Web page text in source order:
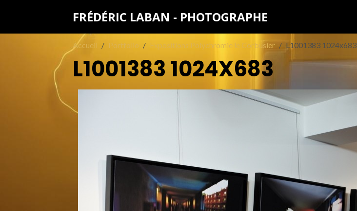
FRÉDÉRIC LABAN - PHOTOGRAPHE
Accueil Portfolio Expositions Polychromie le Corbusier L1001383 1024x683
L1001383 1024X683